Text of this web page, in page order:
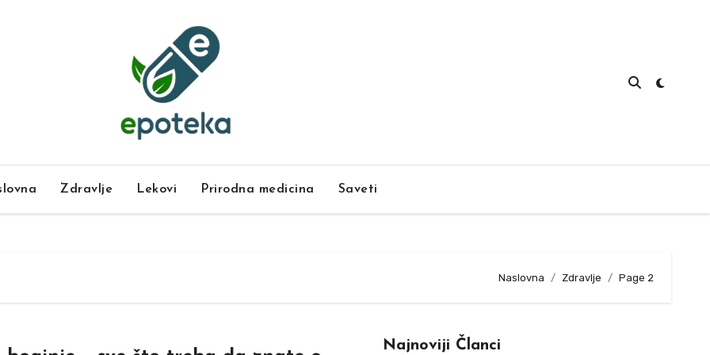
Zdravlje Lekovi Prirodna medicina Saveti
Naslovna Zdravlje Page 2
Najnoviji Članci